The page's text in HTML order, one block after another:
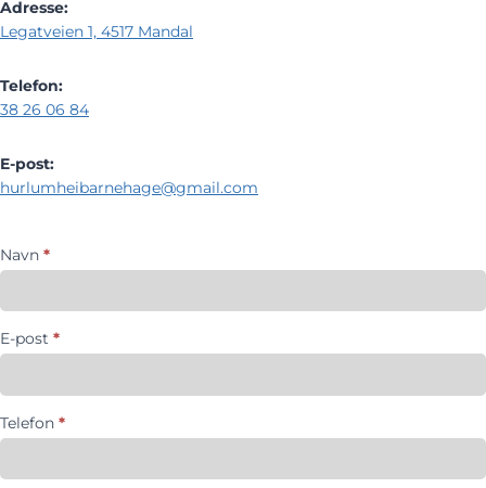
Adresse:
Legatveien 1, ​4517 Mandal
Telefon:
38 26 06 84
E-post:
hurlumheibarnehage@gmail.com
K
o
a
t
s
k
Navn *
E-post *
Telefon *